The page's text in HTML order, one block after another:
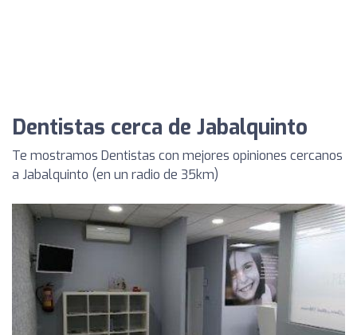
Dentistas cerca de Jabalquinto
Te mostramos Dentistas con mejores opiniones cercanos
a Jabalquinto (en un radio de 35km)